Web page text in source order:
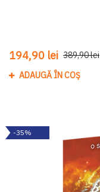
194,90 lei 389,90 lei
ADAUGĂ ÎN COȘ
-35%